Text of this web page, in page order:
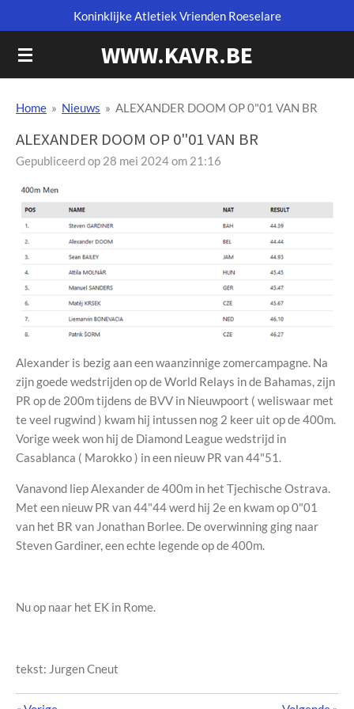
direct
naar
WWW.KAVR.BE
Koninklijke Atletiek Vrienden Roeselare
Home » Nieuws » ALEXANDER DOOM OP 0"01 VAN BR
ALEXANDER DOOM OP 0"01 VAN BR
Gepubliceerd op 28 mei 2024 om 21:16
Alexander is bezig aan een waanzinnige zomercampagne. Na
zijn goede wedstrijden op de World Relays in de Bahamas, zijn
PR op de 200m tijdens de BVV in Nieuwpoort ( weliswaar met
te veel rugwind ) kwam hij intussen nog 2 keer uit op de 400m.
Vorige week won hij de Diamond League wedstrijd in
Casablanca ( Marokko ) in een nieuw PR van 44"51.
Vanavond liep Alexander de 400m in het Tjechische Ostrava.
Met een nieuw PR van 44"44 werd hij 2e en kwam op 0"01
van het BR van Jonathan Borlee. De overwinning ging naar
Steven Gardiner, een echte legende op de 400m.
Nu op naar het EK in Rome.
tekst: Jurgen Cneut